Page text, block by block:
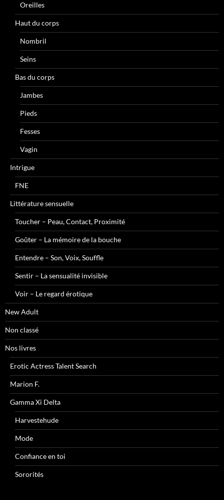
Oreilles
Haut du corps
Nombril
Seins
Bas du corps
Jambes
Pieds
Fesses
Vagin
Intrigue
FNE
Littérature sensuelle
Toucher – Peau, Contact, Proximité
Goûter – La mémoire de la bouche
Entendre – Son, Voix, Souffle
Sentir – La sensualité invisible
Voir – Le regard érotique
New Adult
Non classé
Nos livres
Erotic Actress Talent Search
Marion F.
Gamma Xi Delta
Harvestehude
Mode
Confiance en toi
Sororités